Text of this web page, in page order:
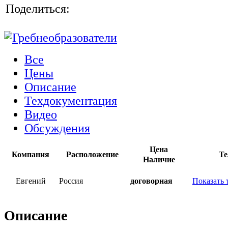
Поделиться:
Все
Цены
Описание
Техдокументация
Видео
Обсуждения
Компания Расположение
Цена
Наличие
Евгений Россия договорная Показать
Описание